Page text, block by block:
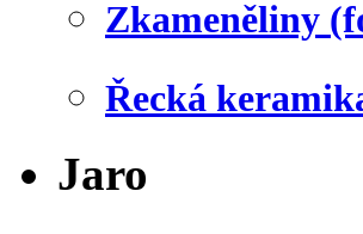
Zkameněliny
Řecká
Jaro